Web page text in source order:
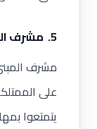
5. مشرف المبنى:
مشرف
على
يتمتعوا